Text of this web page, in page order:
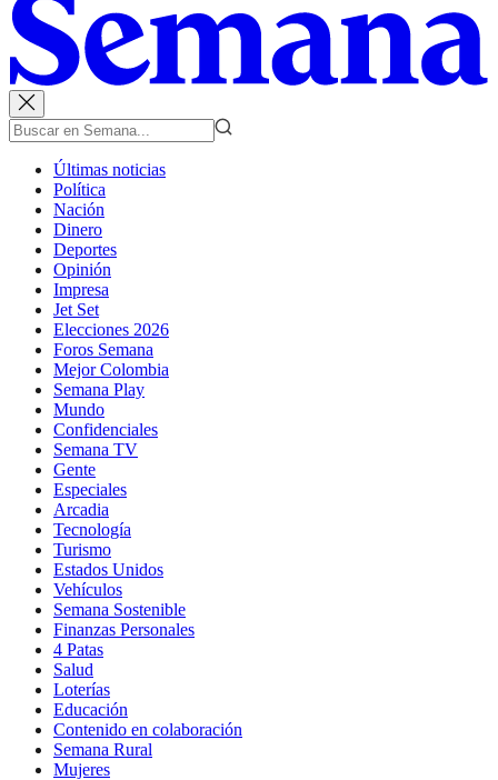
Últimas noticias
Política
Nación
Dinero
Deportes
Opinión
Impresa
Jet Set
Elecciones 2026
Foros Semana
Mejor Colombia
Semana Play
Mundo
Confidenciales
Semana TV
Gente
Especiales
Arcadia
Tecnología
Turismo
Estados Unidos
Vehículos
Semana Sostenible
Finanzas Personales
4 Patas
Salud
Loterías
Educación
Contenido en colaboración
Semana Rural
Mujeres